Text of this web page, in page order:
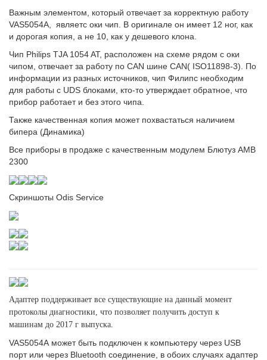
Важным элементом, который отвечает за корректную работу
VAS5054A, являетс оки чип. В оригинале он имеет 12 ног, как
и дорогая копия, а не 10, как у дешевого клона.
Чип Philips TJA 1054 AT, расположен на схеме рядом с оки
чипом, отвечает за работу по CAN шине CAN( ISO11898-3). По
информации из разных источников, чип Филипс необходим
для работы с UDS блоками, кто-то утверждает обратное, что
прибор работает и без этого чипа.
Также качественная копия может похвастаться наличием
бипера (Динамика)
Все приборы в продаже с качественным модулем Блютуз AMB
2300
Скриншоты Odis Service
Адаптер поддерживает все существующие на данный момент
протоколы диагностики, что позволяет получить доступ к
машинам до 2017 г выпуска.
VAS5054A может быть подключен к компьютеру через USB
порт или через Bluetooth соединение, в обоих случаях адаптер